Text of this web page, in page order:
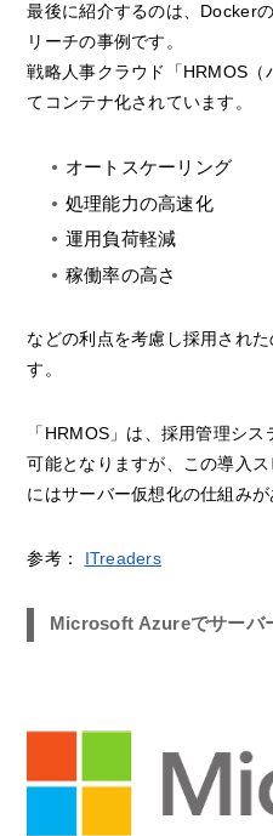
最後に紹介するのは、Docker
リーチの事例です。
戦略人事クラウド「HRMOS
てコンテナ化されています。
オートスケーリング
処理能力の高速化
運用負荷軽減
稼働率の高さ
などの利点を考慮し採用され
す。
「HRMOS」は、採用管理シ
可能となりますが、この導入
にはサーバー仮想化の仕組みが
参考： ITreaders
Microsoft Azureでサーバ